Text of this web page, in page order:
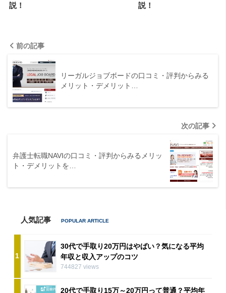
説！
説！
前の記事
リーガルジョブボードの口コミ・評判からみる
メリット・デメリット…
次の記事
弁護士転職NAVIの口コミ・評判からみるメリッ
ト・デメリットを…
人気記事
1
30代で手取り20万円はやばい？気になる平均
年収と収入アップのコツ
744827 views
20代で手取り15万～20万円って普通？平均年